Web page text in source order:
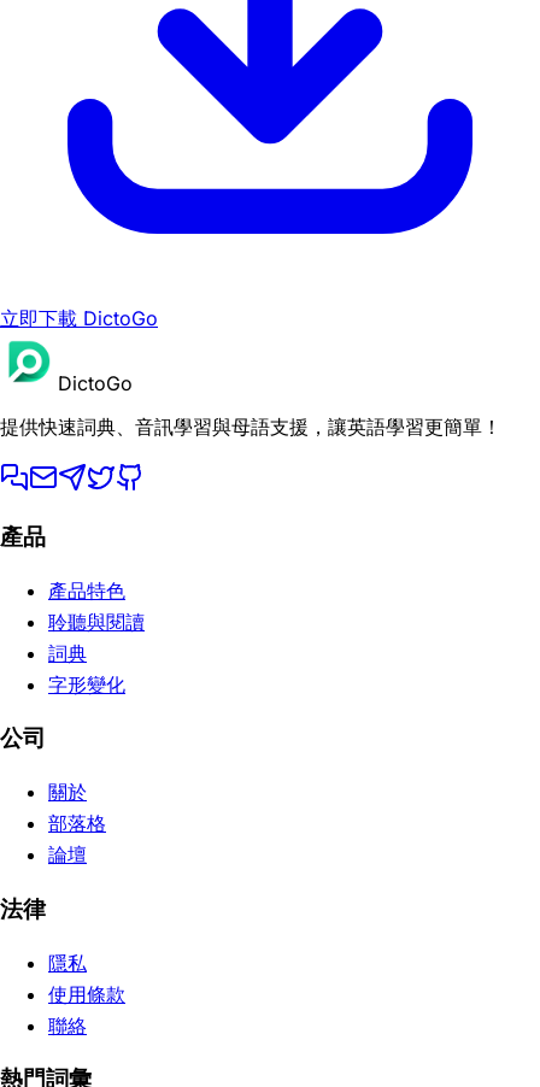
立即下載 DictoGo
DictoGo
提供快速詞典、音訊學習與母語支援，讓英語學習更簡單！
產品
產品特色
聆聽與閱讀
詞典
字形變化
公司
關於
部落格
論壇
法律
隱私
使用條款
聯絡
熱門詞彙